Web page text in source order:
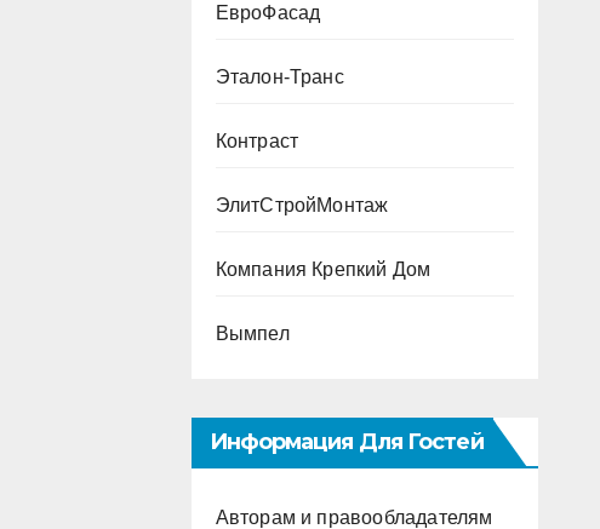
ЕвроФасад
Эталон-Транс
Контраст
ЭлитСтройМонтаж
Компания Крепкий Дом
Вымпел
Информация Для Гостей
Авторам и правообладателям